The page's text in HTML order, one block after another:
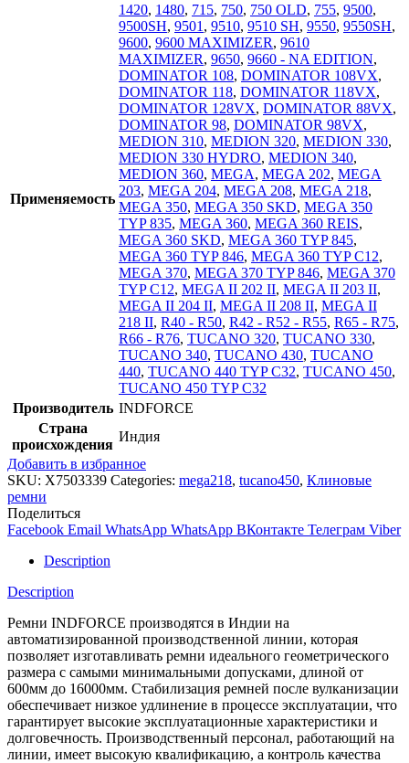
Применяемость
1420, 1480, 715, 750, 750 OLD, 755, 9500,
9500SH, 9501 , 9510, 9510 SH, 9550, 9550SH,
9600, 9600 MAXIMIZER, 9610
MAXIMIZER, 9650, 9660 - NA EDITION,
DOMINATOR 108, DOMINATOR 108VX,
DOMINATOR 118, DOMINATOR 118VX,
DOMINATOR 128VX, DOMINATOR 88VX,
DOMINATOR 98, DOMINATOR 98VX,
MEDION 310, MEDION 320, MEDION 330,
MEDION 330 HYDRO, MEDION 340,
MEDION 360, MEGA, MEGA 202, MEGA
203, MEGA 204, MEGA 208, MEGA 218,
MEGA 350, MEGA 350 SKD, MEGA 350
TYP 835, MEGA 360, MEGA 360 REIS,
MEGA 360 SKD, MEGA 360 TYP 845,
MEGA 360 TYP 846, MEGA 360 TYP C12,
MEGA 370, MEGA 370 TYP 846, MEGA 370
TYP C12, MEGA II 202 II, MEGA II 203 II,
MEGA II 204 II, MEGA II 208 II, MEGA II
218 II, R40 - R50, R42 - R52 - R55, R65 - R75,
R66 - R76, TUCANO 320, TUCANO 330,
TUCANO 340, TUCANO 430, TUCANO
440, TUCANO 440 TYP C32, TUCANO 450,
TUCANO 450 TYP C32
Производитель INDFORCE
Страна
происхождения
Индия
Добавить в избранное
SKU: X7503339 Categories: mega218, tucano450, Клиновые
ремни
Поделиться
Facebook Email WhatsApp WhatsApp ВКонтакте Телеграм Viber
Description
Description
Ремни INDFORCE производятся в Индии на
автоматизированной производственной линии, которая
позволяет изготавливать ремни идеального геометрического
размера с самыми минимальными допусками, длиной от
600мм до 16000мм. Стабилизация ремней после вулканизации
обеспечивает низкое удлинение в процессе эксплуатации, что
гарантирует высокие эксплуатационные характеристики и
долговечность. Производственный персонал, работающий на
линии, имеет высокую квалификацию, а контроль качества